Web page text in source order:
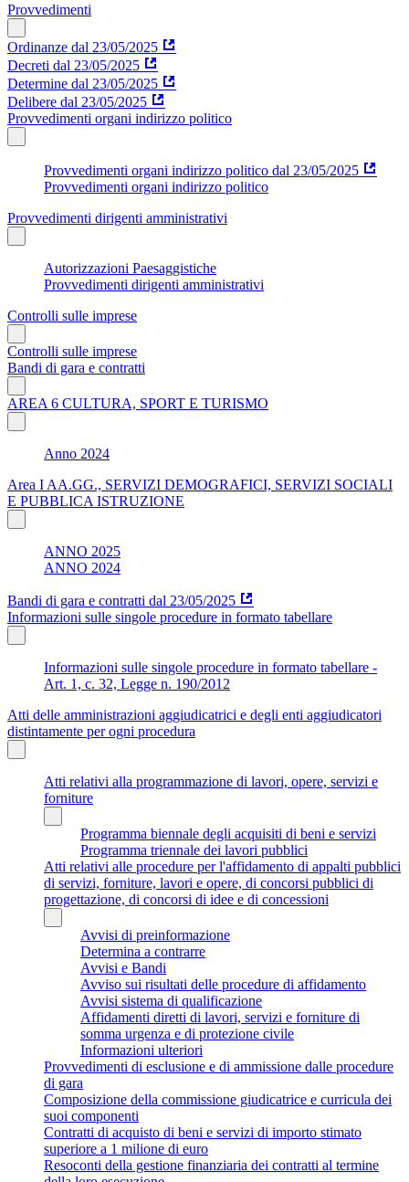
Provvedimenti
Ordinanze dal 23/05/2025
Decreti dal 23/05/2025
Determine dal 23/05/2025
Delibere dal 23/05/2025
Provvedimenti organi indirizzo politico
Provvedimenti organi indirizzo politico dal 23/05/2025
Provvedimenti organi indirizzo politico
Provvedimenti dirigenti amministrativi
Autorizzazioni Paesaggistiche
Provvedimenti dirigenti amministrativi
Controlli sulle imprese
Controlli sulle imprese
Bandi di gara e contratti
AREA 6 CULTURA, SPORT E TURISMO
Anno 2024
Area I AA.GG., SERVIZI DEMOGRAFICI, SERVIZI SOCIALI
E PUBBLICA ISTRUZIONE
ANNO 2025
ANNO 2024
Bandi di gara e contratti dal 23/05/2025
Informazioni sulle singole procedure in formato tabellare
Informazioni sulle singole procedure in formato tabellare -
Art. 1, c. 32, Legge n. 190/2012
Atti delle amministrazioni aggiudicatrici e degli enti aggiudicatori
distintamente per ogni procedura
Atti relativi alla programmazione di lavori, opere, servizi e
forniture
Programma biennale degli acquisiti di beni e servizi
Programma triennale dei lavori pubblici
Atti relativi alle procedure per l'affidamento di appalti pubblici
di servizi, forniture, lavori e opere, di concorsi pubblici di
progettazione, di concorsi di idee e di concessioni
Avvisi di preinformazione
Determina a contrarre
Avvisi e Bandi
Avviso sui risultati delle procedure di affidamento
Avvisi sistema di qualificazione
Affidamenti diretti di lavori, servizi e forniture di
somma urgenza e di protezione civile
Informazioni ulteriori
Provvedimenti di esclusione e di ammissione dalle procedure
di gara
Composizione della commissione giudicatrice e curricula dei
suoi componenti
Contratti di acquisto di beni e servizi di importo stimato
superiore a 1 milione di euro
Resoconti della gestione finanziaria dei contratti al termine